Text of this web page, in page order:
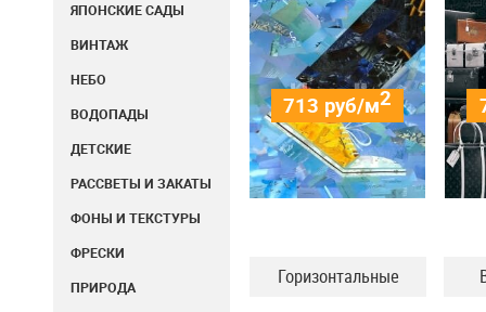
ЯПОНСКИЕ САДЫ
ВИНТАЖ
НЕБО
ВОДОПАДЫ
ДЕТСКИЕ
РАССВЕТЫ И ЗАКАТЫ
ФОНЫ И ТЕКСТУРЫ
ФРЕСКИ
ПРИРОДА
713 руб/м2
Горизонтальные